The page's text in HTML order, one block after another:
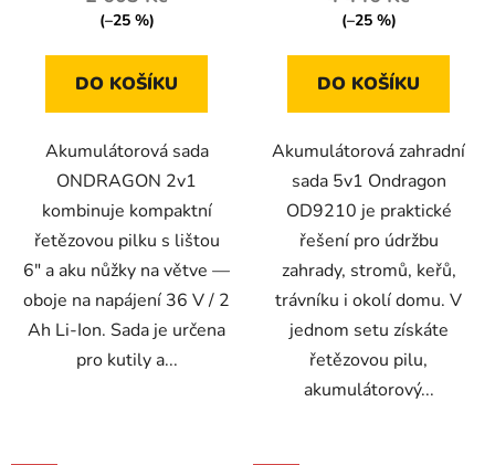
z
hvězdiček.
(–25 %)
DO KOŠÍKU
Akumulátorová sada
ONDRAGON 2v1
kombinuje kompaktní
řetězovou pilku s lištou
6" a aku nůžky na větve —
oboje na napájení 36 V / 2
Ah Li-Ion. Sada je určena
pro kutily a...
(–25 %)
DO KOŠÍKU
Akumulátorová zahradní
sada 5v1 Ondragon
OD9210 je praktické
řešení pro údržbu
zahrady, stromů, keřů,
trávníku i okolí domu. V
jednom setu získáte
řetězovou pilu,
akumulátorový...